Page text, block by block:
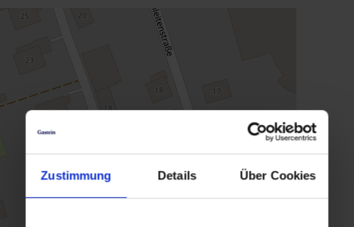
Zustimmung Details Über Cookies